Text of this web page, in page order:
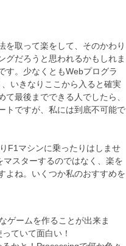
を取って楽をして、そのかわり
グだろうと思われるかもしれま
す。少なくともWebプログラ
いきなりここから入ると確実
最後までできる人でしたら、
トですが、私には到底不可能で
F1マシンに乗ったりはしませ
スターするのではなく、楽を
よね。いくつか私のおすすめを
ゲームを作ることが出来ま
ていて面白い！